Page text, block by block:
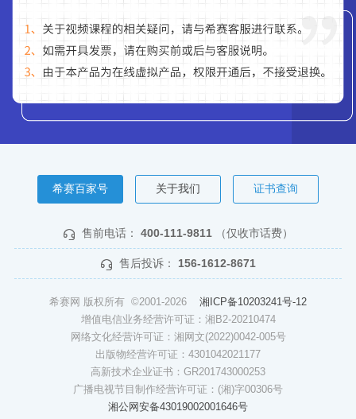
希赛百家号 关于我们 证书查询
售前电话： 400-111-9811 （仅收市话费）
售后投诉： 156-1612-8671
希赛网 版权所有 ©2001-2026 湘ICP备10203241号-12
增值电信业务经营许可证：湘B2-20210474
网络文化经营许可证：湘网文(2022)0042-005号
出版物经营许可证：4301042021177
高新技术企业证书：GR201743000253
广播电视节目制作经营许可证：(湘)字00306号
湘公网安备43019002001646号